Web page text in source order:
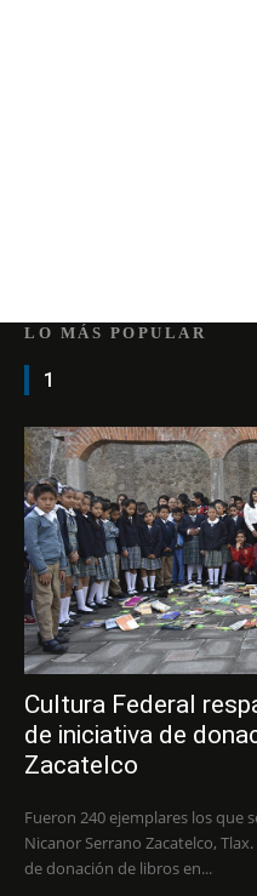
LO MÁS POPULAR
1
Cultura Federal
de iniciativa de
Zacatelco
Fueron 240 ejemplares los que
Nicanor Serrano Zacatelco, Tlax. Concluyó con gran éxito la campaña
de donación de libros en...